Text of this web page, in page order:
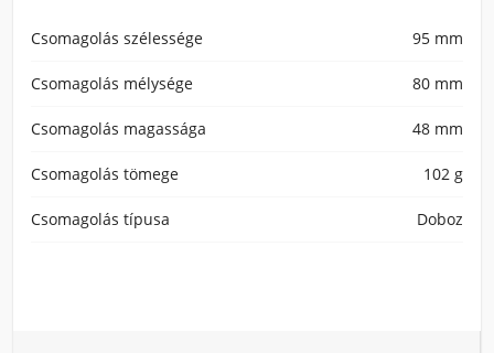
Csomagolás szélessége 95 mm
Csomagolás mélysége 80 mm
Csomagolás magassága 48 mm
Csomagolás tömege 102 g
Csomagolás típusa Doboz